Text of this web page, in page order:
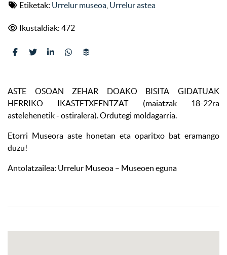
Etiketak: Urrelur museoa Urrelur astea
Ikustaldiak: 472
ASTE OSOAN ZEHAR DOAKO BISITA GIDATUAK
HERRIKO IKASTETXEENTZAT (maiatzak 18-22ra
astelehenetik - ostiralera). Ordutegi moldagarria.
Etorri Museora aste honetan eta oparitxo bat eramango
duzu!
Antolatzailea: Urrelur Museoa – Museoen eguna